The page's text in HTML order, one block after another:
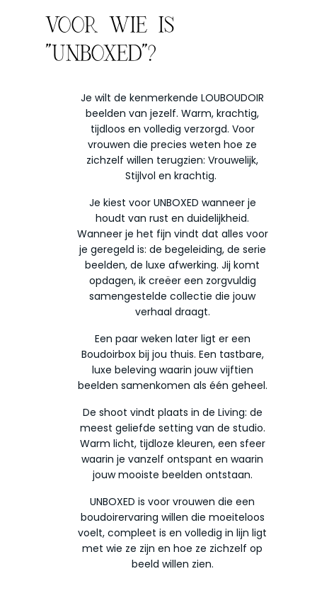
VOOR WIE IS
"UNBOXED"?
Je wilt de kenmerkende LOUBOUDOIR
beelden van jezelf. Warm, krachtig,
tijdloos en volledig verzorgd. Voor
vrouwen die precies weten hoe ze
zichzelf willen terugzien: Vrouwelijk,
Stijlvol en krachtig.
Je kiest voor UNBOXED wanneer je
houdt van rust en duidelijkheid.
Wanneer je het fijn vindt dat alles voor
je geregeld is: de begeleiding, de serie
beelden, de luxe afwerking. Jij komt
opdagen, ik creëer een zorgvuldig
samengestelde collectie die jouw
verhaal draagt.
Een paar weken later ligt er een
Boudoirbox bij jou thuis. Een tastbare,
luxe beleving waarin jouw vijftien
beelden samenkomen als één geheel.
De shoot vindt plaats in de Living: de
meest geliefde setting van de studio.
Warm licht, tijdloze kleuren, een sfeer
waarin je vanzelf ontspant en waarin
jouw mooiste beelden ontstaan.
UNBOXED is voor vrouwen die een
boudoirervaring willen die moeiteloos
voelt, compleet is en volledig in lijn ligt
met wie ze zijn en hoe ze zichzelf op
beeld willen zien.